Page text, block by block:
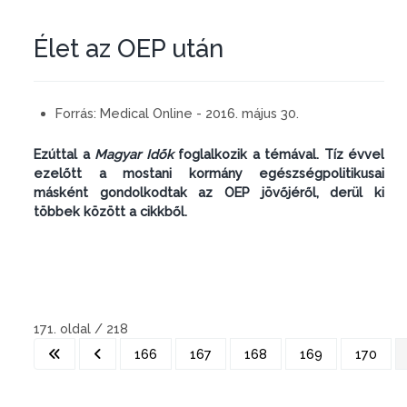
Élet az OEP után
Forrás: Medical Online - 2016. május 30.
Ezúttal a Magyar Időkfoglalkozik a témával. Tíz évvel
ezelőtt a mostani kormány egészségpolitikusai
másként gondolkodtak az OEP jövőjéről, derül ki
többek között a cikkből.
171. oldal / 218
166
167 168 169 170